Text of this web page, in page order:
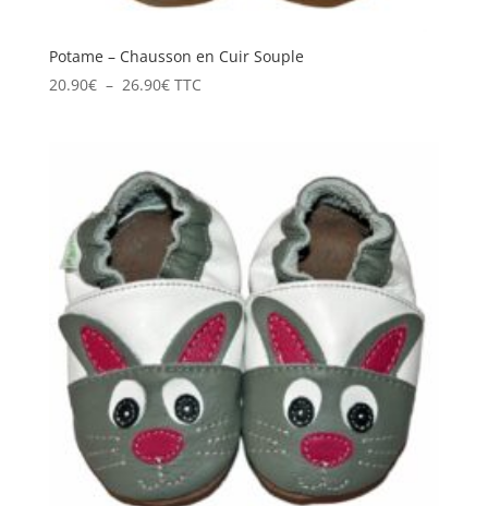
Potame – Chausson en Cuir Souple
20.90€ – 26.90€Plage
à
26.90€
TTC